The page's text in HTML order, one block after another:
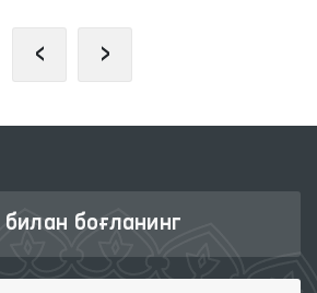
‹ ›
билан боғланинг